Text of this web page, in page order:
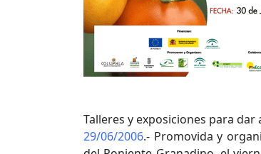
Talleres y exposiciones para
29/06/2006.- Promovida y